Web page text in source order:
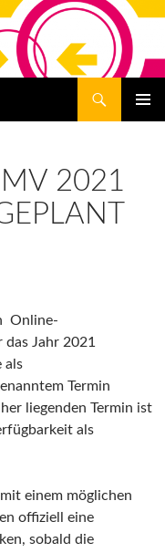
2021
Online-
Jahr 2021
als
Termin
liegenden Termin ist
als
einem möglichen
offiziell eine
sobald die